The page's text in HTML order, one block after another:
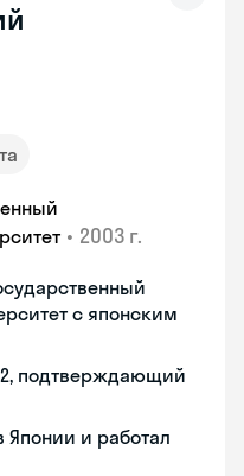
• 2003 г.
с японским
2, подтверждающий
Японии и работал